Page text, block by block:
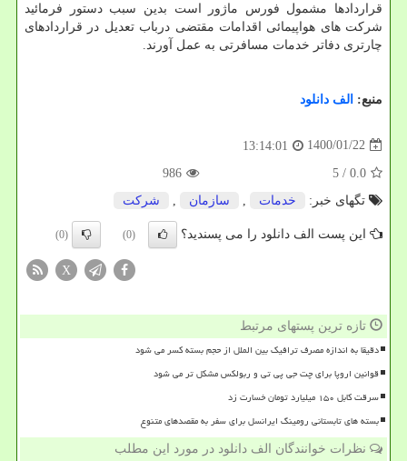
قراردادها مشمول فورس ماژور است بدین سبب دستور فرمائید
شرکت های هواپیمائی اقدامات مقتضی درباب تعدیل در قراردادهای
چارتری دفاتر خدمات مسافرتی به عمل آورند.
منبع: الف دانلود
1400/01/22
13:14:01
0.0
/ 5
986
تگهای خبر:
خدمات سازمان شركت
این پست الف دانلود را می پسندید؟ (0)
(0)
X
تازه ترین پستهای مرتبط
دقیقا به اندازه مصرف ترافیک بین الملل از حجم بسته کسر می شود
قوانین اروپا برای چت جی پی تی و ربولکس مشکل تر می شود
سرقت کابل ۱۵۰ میلیارد تومان خسارت زد
بسته های تابستانی رومینگ ایرانسل برای سفر به مقصدهای متنوع
نظرات خوانندگان الف دانلود در مورد این مطلب